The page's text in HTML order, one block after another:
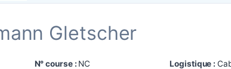
Gletscher
N° course : NC
Logistique :